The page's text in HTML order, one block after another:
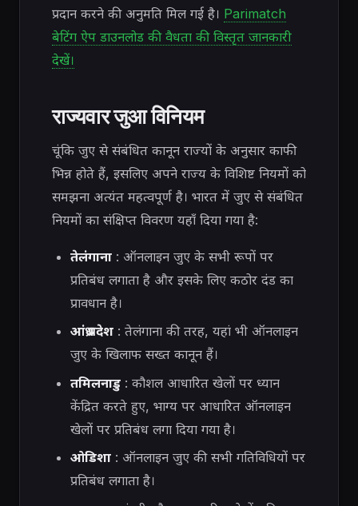
प्रदान करने की अनुमति मिल गई है। Parimatch
बेटिंग ऐप डाउनलोड की वैधता की विस्तृत जानकारी
देखें।
राज्यवार जुआ विनियम
चूंकि जुए से संबंधित कानून राज्यों के अनुसार काफी
भिन्न होते हैं, इसलिए अपने राज्य के विशिष्ट नियमों को
समझना अत्यंत महत्वपूर्ण है। भारत में जुए से संबंधित
नियमों का संक्षिप्त विवरण यहाँ दिया गया है:
तेलंगाना: ऑनलाइन जुए के सभी रूपों पर
प्रतिबंध लगाता है और इसके लिए कठोर दंड का
प्रावधान है।
आंध्र प्रदेश: तेलंगाना की तरह, यहां भी ऑनलाइन
जुए के खिलाफ सख्त कानून हैं।
तमिलनाडु: कौशल आधारित खेलों पर ध्यान
केंद्रित करते हुए, भाग्य पर आधारित ऑनलाइन
खेलों पर प्रतिबंध लगा दिया गया है।
ओडिशा: ऑनलाइन जुए की सभी गतिविधियों पर
प्रतिबंध लगाता है।